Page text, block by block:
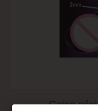
Gaine